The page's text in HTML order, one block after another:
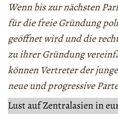
Wenn bis zur nächsten
für die freie Gründung
geöffnet wird und die
zu ihrer Gründung
können Vertreter der
neue und progressive
Lust auf Zentralasien in